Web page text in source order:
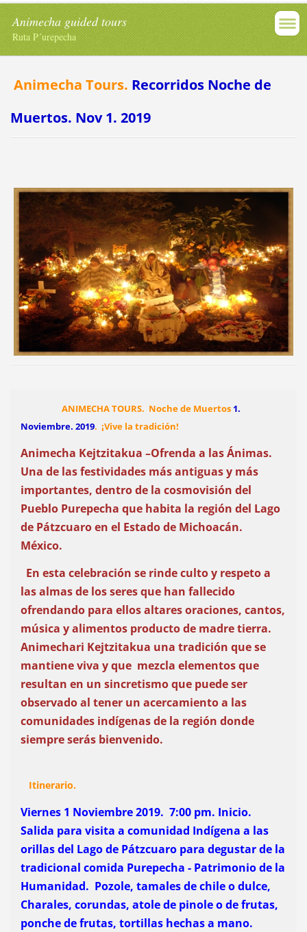
Animecha guided tours
Ruta P´urepecha
Animecha Tours. Recorridos Noche de
Muertos. Nov 1. 2019
ANIMECHA TOURS. Noche de Muertos1.
Noviembre. 2019. ¡Vive la tradición!
Animecha Kejtzitakua –Ofrenda a las Ánimas.
Una de las festividades más antiguas y más
importantes, dentro de la cosmovisión del
Pueblo Purepecha que habita la región del Lago
de Pátzcuaro en el Estado de Michoacán.
México.
En esta celebración se rinde culto y respeto a
las almas de los seres que han fallecido
ofrendando para ellos altares oraciones, cantos,
música y alimentos producto de madre tierra.
Animechari Kejtzitakua una tradición que se
mantiene viva y que mezcla elementos que
resultan en un sincretismo que puede ser
observado al tener un acercamiento a las
comunidades indígenas de la región donde
siempre serás bienvenido.
Itinerario.
Viernes 1 Noviembre 2019. 7:00 pm. Inicio.
Salida para visita a comunidad Indígena a las
orillas del Lago de Pátzcuaro para degustar de la
tradicional comida Purepecha - Patrimonio de la
Humanidad. Pozole, tamales de chile o dulce,
Charales, corundas, atole de pinole o de frutas,
ponche de frutas, tortillas hechas a mano.